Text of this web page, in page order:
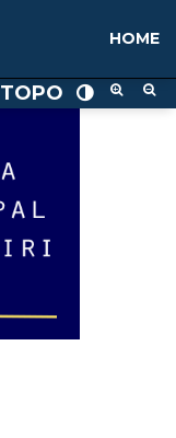
TOPO
HOME